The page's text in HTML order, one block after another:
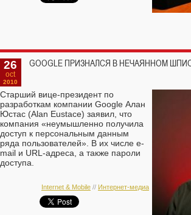
26
oct
2010
GOOGLE ПРИЗНАЛСЯ В НЕЧАЯННОМ
Старший вице-президент по
разработкам компании Google Алан
Юстас (Alan Eustace) заявил, что
компания «неумышленно получила
доступ к персональным данным
ряда пользователей». В их числе e-
mail и URL-адреса, а также пароли
доступа.
Internet & Mobile // Интернет-медиа